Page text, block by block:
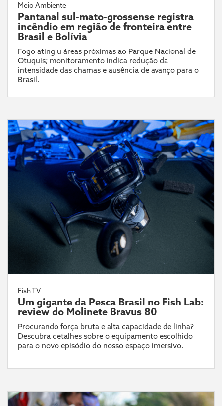
Meio Ambiente
Pantanal sul-mato-grossense registra
incêndio em região de fronteira entre
Brasil e Bolívia
Fogo atingiu áreas próximas ao Parque Nacional de
Otuquis; monitoramento indica redução da
intensidade das chamas e ausência de avanço para o
Brasil.
Fish TV
Um gigante da Pesca Brasil no Fish Lab:
review do Molinete Bravus 80
Procurando força bruta e alta capacidade de linha?
Descubra detalhes sobre o equipamento escolhido
para o novo episódio do nosso espaço imersivo.